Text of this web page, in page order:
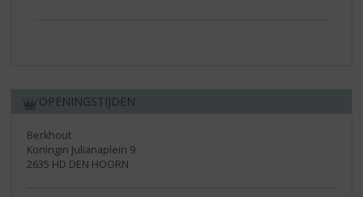
OPENINGSTIJDEN
Berkhout
Koningin Julianaplein 9
2635 HD DEN HOORN